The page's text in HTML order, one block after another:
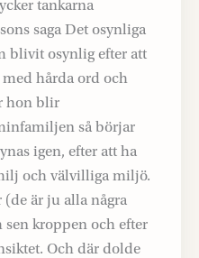
tankarna
saga Det osynliga
blivit osynlig efter att
hårda ord och
hon blir
så börjar
igen, efter att ha
och välvilliga miljö.
(de är ju alla några
kroppen och efter
Och där dolde